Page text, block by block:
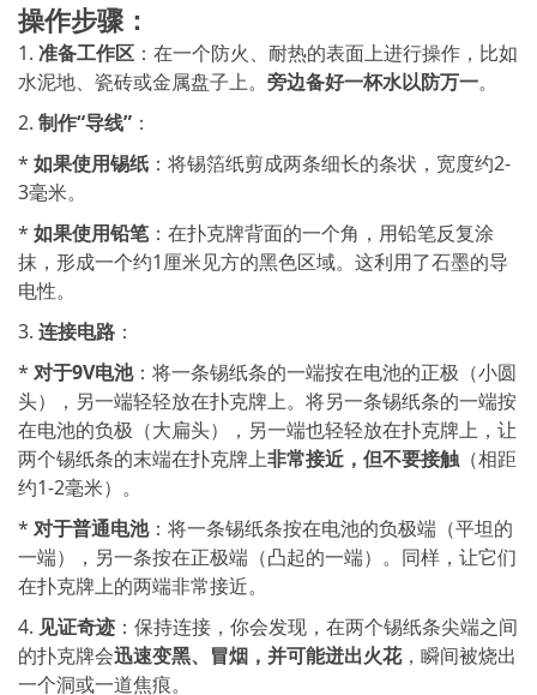
操作步骤：
1. 准备工作区 ：在一个防火、耐热的表面上进行操作，比如
水泥地、瓷砖或金属盘子上。 旁边备好一杯水以防万一。
2. 制作“导线” ：
* 如果使用锡纸 ：将锡箔纸剪成两条细长的条状，宽度约2-
3毫米。
* 如果使用铅笔：在扑克牌背面的一个角，用铅笔反复涂
抹，形成一个约1厘米见方的黑色区域。这利用了石墨的导
电性。
3. 连接电路 ：
* 对于9V电池：将一条锡纸条的一端按在电池的正极（小圆
头），另一端轻轻放在扑克牌上。将另一条锡纸条的一端按
在电池的负极（大扁头），另一端也轻轻放在扑克牌上，让
两个锡纸条的末端在扑克牌上非常接近，但不要接触 （相距
约1-2毫米）。
* 对于普通电池：将一条锡纸条按在电池的负极端（平坦的
一端），另一条按在正极端（凸起的一端）。同样，让它们
在扑克牌上的两端非常接近。
4. 见证奇迹 ：保持连接，你会发现，在两个锡纸条尖端之间
的扑克牌会迅速变黑、冒烟，并可能迸出火花，瞬间被烧出
一个洞或一道焦痕。